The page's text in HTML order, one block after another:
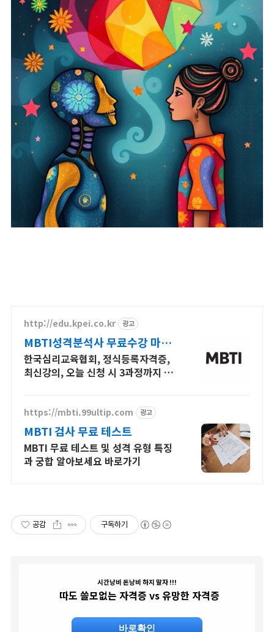
http://edu.kpei.co.kr 광고
MBTI성격분석사 무료수강 마감
임박
한국심리교육협회, 정식등록자격증,
최신강의, 오늘 신청 시 3과정까지 전
https://mbti.99ultip.com 광고
MBTI 검사 무료 테스트
MBTI 무료 테스트 및 성격 유형 특징
과 궁합 알아보세요 바로가기
공감 구독하기
시간낭비 돈낭비 하지 말자 !!!
따도 쓸모없는 자격증 vs 유망한 자격증
바로확인